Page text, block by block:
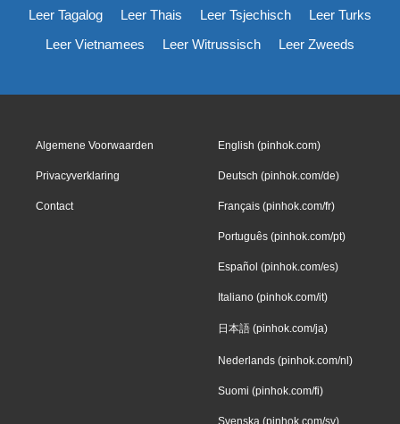
Leer Tagalog
Leer Thais Leer Tsjechisch
Leer Turks
Leer Vietnamees
Leer Witrussisch Leer Zweeds
Algemene Voorwaarden
Privacyverklaring
Contact
English (pinhok.com)
Deutsch (pinhok.com/de)
Français (pinhok.com/fr)
Português (pinhok.com/pt)
Español (pinhok.com/es)
Italiano (pinhok.com/it)
日本語 (pinhok.com/ja)
Nederlands (pinhok.com/nl)
Suomi (pinhok.com/fi)
Svenska (pinhok.com/sv)